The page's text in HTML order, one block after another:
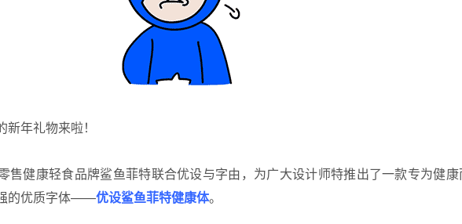
年礼物来啦！
售健康轻食品牌鲨鱼菲特联合优设与字由，为广大设计师特推出了一款专为健康
的优质字体——优设鲨鱼菲特健康体。